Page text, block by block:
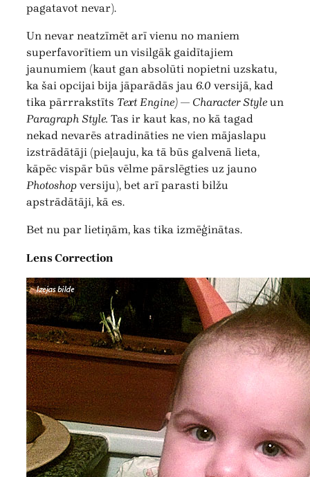
pagatavot nevar).
Un nevar neatzīmēt arī vienu no maniem
superfavorītiem un visilgāk gaidītajiem
jaunumiem (kaut gan absolūti nopietni uzskatu,
ka šai opcijai bija jāparādās jau 6.0 versijā, kad
tika pārrrakstīts Text Engine) — Character Styleun
Paragraph Style. Tas ir kaut kas, no kā tagad
nekad nevarēs atradināties ne vien mājaslapu
izstrādātāji (pieļauju, ka tā būs galvenā lieta,
kāpēc vispār būs vēlme pārslēgties uz jauno
Photoshop versiju), bet arī parasti bilžu
apstrādātāji, kā es.
Bet nu par lietiņām, kas tika izmēģinātas.
Lens Correction